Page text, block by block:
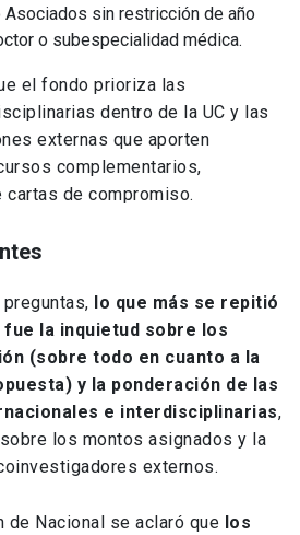
Asociados sin restricción de año
o subespecialidad médica.
el fondo prioriza las
dentro de la UC y las
externas que aporten
complementarios,
de compromiso.
lo que más se repitió
la inquietud sobre los
(sobre todo en cuanto a la
y la ponderación de las
e interdisciplinarias,
los montos asignados y la
externos.
de Nacional se aclaró que los